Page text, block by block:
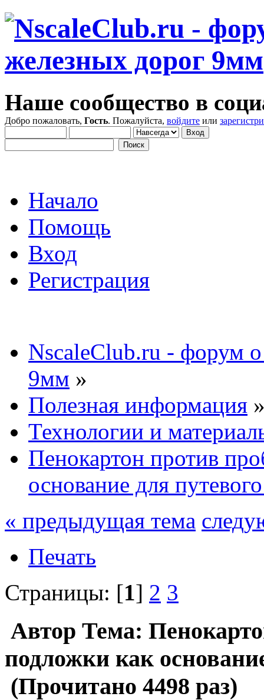
Наше сообщество в
Добро пожаловать, Гость. Пожалуйста, войдите или
Начало
Помощь
Вход
Регистрация
NscaleClub.ru - форум
9мм »
Полезная информация
Технологии и
Пенокартон против
основание для
« предыдущая тема
Печать
Страницы: [1] 2 3
Автор Тема:
подложки как
(Прочитано 4498 раз)